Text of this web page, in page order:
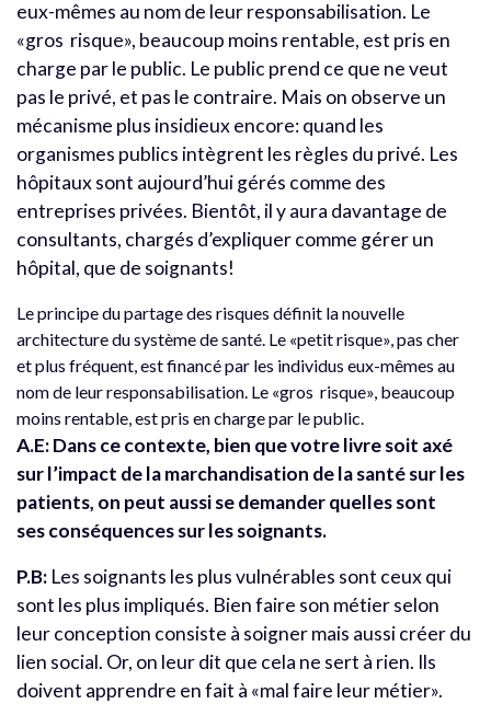
eux-mêmes au nom de leur responsabilisation. Le
«gros risque», beaucoup moins rentable, est pris en
charge par le public. Le public prend ce que ne veut
pas le privé, et pas le contraire. Mais on observe un
mécanisme plus insidieux encore: quand les
organismes publics intègrent les règles du privé. Les
hôpitaux sont aujourd’hui gérés comme des
entreprises privées. Bientôt, il y aura davantage de
consultants, chargés d’expliquer comme gérer un
hôpital, que de soignants!
Le principe du partage des risques définit la nouvelle
architecture du système de santé. Le «petit risque», pas cher
et plus fréquent, est financé par les individus eux-mêmes au
nom de leur responsabilisation. Le «gros risque», beaucoup
moins rentable, est pris en charge par le public.
A.E: Dans ce contexte, bien que votre livre soit axé
sur l’impact de la marchandisation de la santé sur les
patients, on peut aussi se demander quelles sont
ses conséquences sur les soignants.
P.B: Les soignants les plus vulnérables sont ceux qui
sont les plus impliqués. Bien faire son métier selon
leur conception consiste à soigner mais aussi créer du
lien social. Or, on leur dit que cela ne sert à rien. Ils
doivent apprendre en fait à «mal faire leur métier».